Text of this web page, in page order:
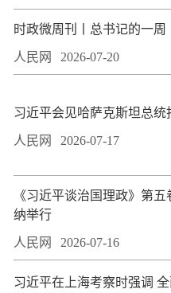
时政微周刊丨总书记的一周
人民网 2026-07-20
习近平会见哈萨克斯坦总统
人民网 2026-07-17
《习近平谈治国理政》第
纳举行
人民网 2026-07-16
习近平在上海考察时强调